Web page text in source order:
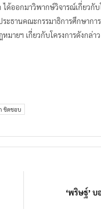
ออกมาวิพากษ์วิจารณ์เกี่ยวกับ
ะธานคณะกรรมาธิการศึกษาก
ายฯ เกี่ยวกับโครงการดังกล่า
ชิดชอบ
‘พริษฐ์’